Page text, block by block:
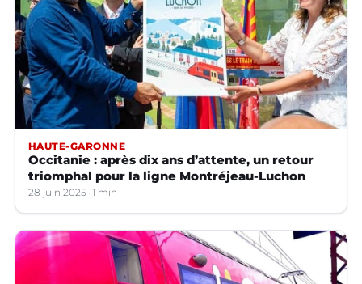
HAUTE-GARONNE
Occitanie : après dix ans d’attente, un retour
triomphal pour la ligne Montréjeau-Luchon
28 juin 2025 1 min